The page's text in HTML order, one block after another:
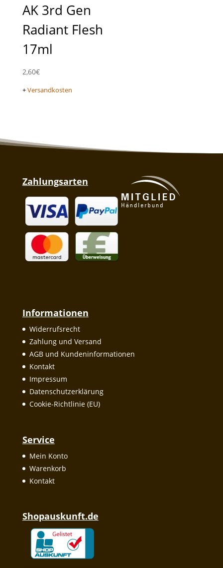
AK 3rd Gen
Radiant Flesh
17ml
2,60€
+Versandkosten
Zahlungsarten
Informationen
Widerrufsrecht
Zahlung und Versand
AGB und Kundeninformationen
Kontakt
Impressum
Datenschutzerklärung
Cookie-Richtlinie (EU)
Service
Mein Konto
Warenkorb
Kontakt
Shopauskunft.de